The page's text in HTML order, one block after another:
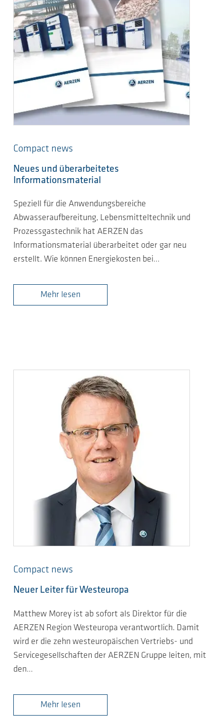
Compact news
Neues und überarbeitetes
Informationsmaterial
Speziell für die Anwendungsbereiche
Abwasseraufbereitung, Lebensmitteltechnik und
Prozessgastechnik hat AERZEN das
Informationsmaterial überarbeitet oder gar neu
erstellt. Wie können Energiekosten bei…
Mehr lesen
Compact news
Neuer Leiter für Westeuropa
Matthew Morey ist ab sofort als Direktor für die
AERZEN Region Westeuropa verantwortlich. Damit
wird er die zehn westeuropäischen Vertriebs- und
Servicegesellschaften der AERZEN Gruppe leiten, mit
den…
Mehr lesen